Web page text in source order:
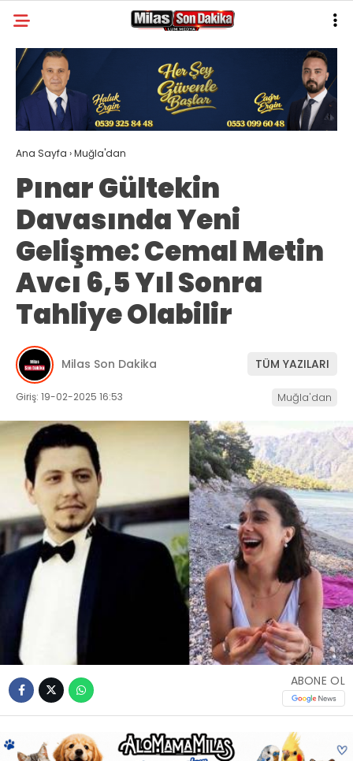
WhatsApp
İhbar Hattı
Facebook
Instagram
Youtube
22
GALERİ YAZARLAR
MILAS
MUĞLA’DAN
ASAYIŞ
GÜNDEM
EKONOMI
SPOR
VEFAT
GENEL
İLETIŞIM
Ana Sayfa ›Muğla'dan
Pınar Gültekin
Davasında Yeni
Gelişme: Cemal Metin
Avcı 6,5 Yıl Sonra
Tahliye Olabilir
Milas Son Dakika TÜM YAZILARI
Giriş: 19-02-2025 16:53 Muğla'dan
ABONE OL